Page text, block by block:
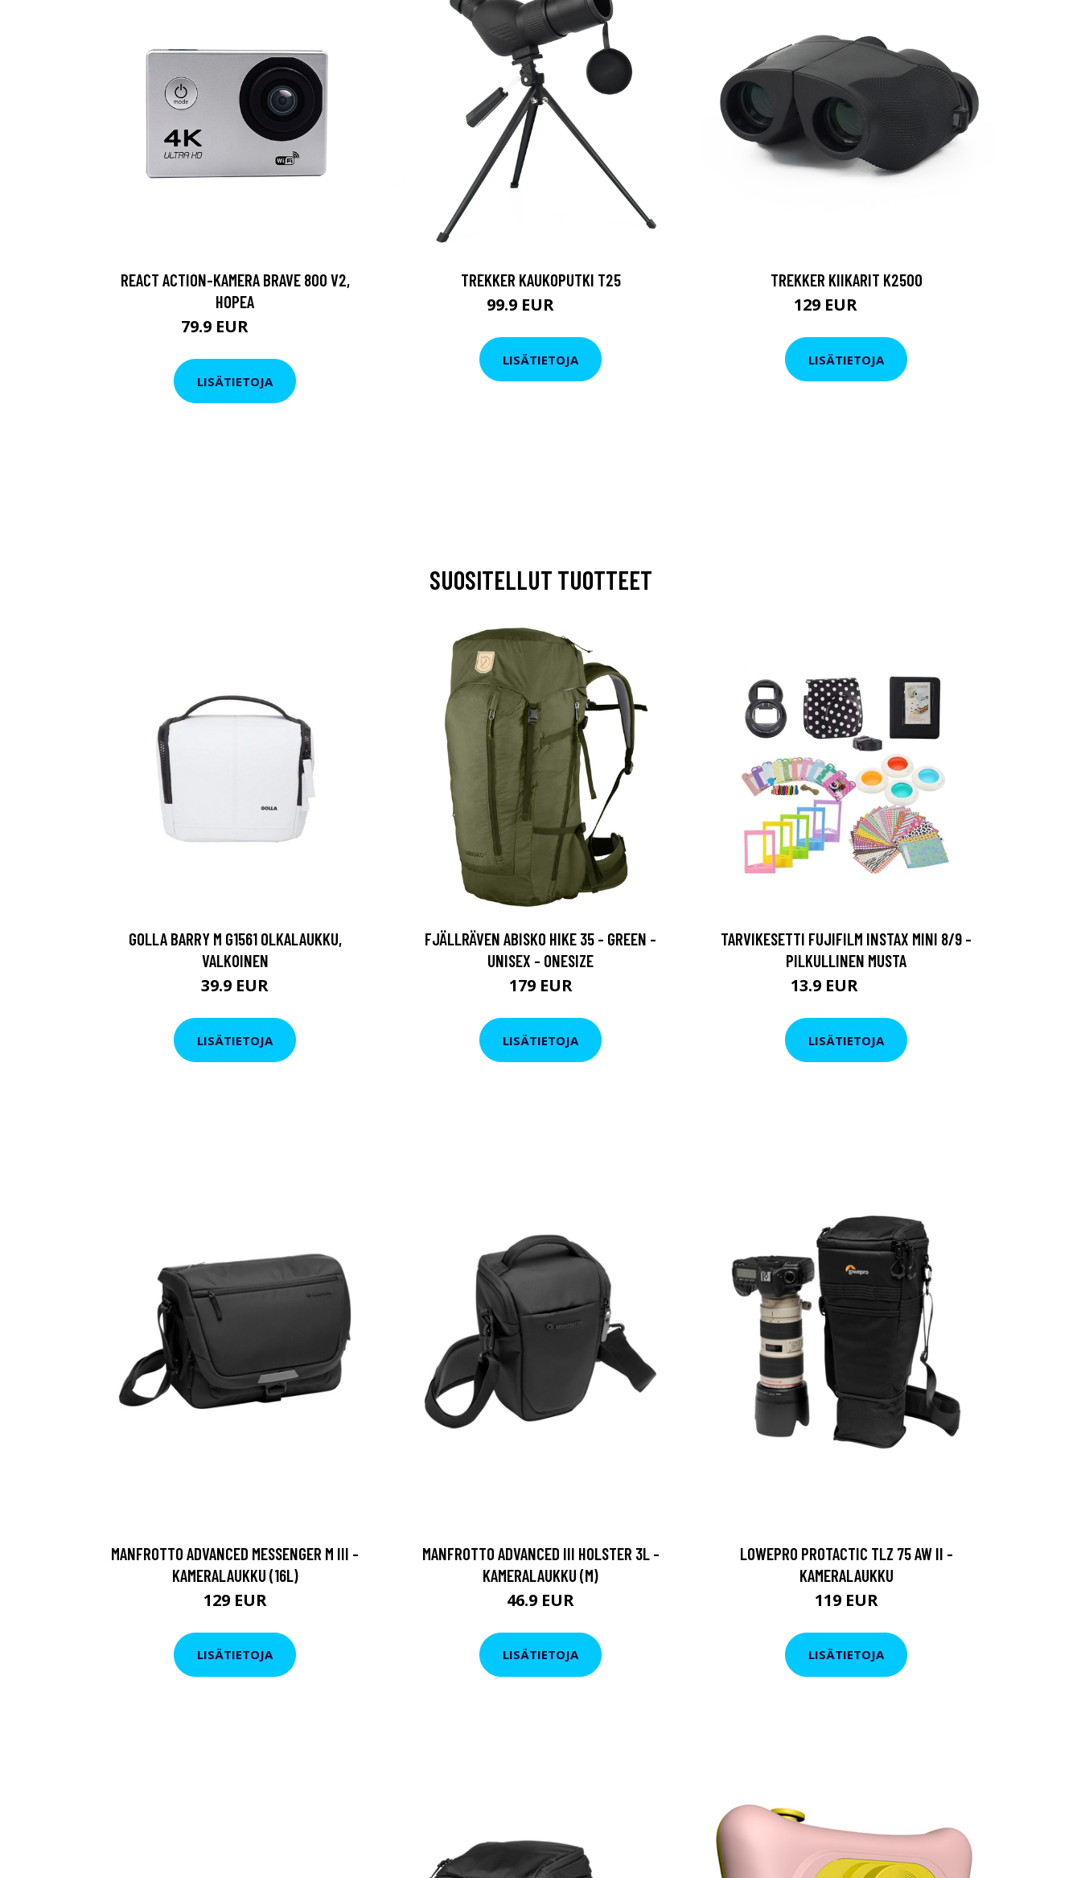
REACT ACTION-KAMERA BRAVE 800 V2,
HOPEA
79.9 EUR
LISÄTIETOJA
TREKKER KAUKOPUTKI T25
99.9 EUR
LISÄTIETOJA
TREKKER KIIKARIT K2500
129 EUR
LISÄTIETOJA
SUOSITELLUT TUOTTEET
GOLLA BARRY M G1561 OLKALAUKKU,
VALKOINEN
39.9 EUR
LISÄTIETOJA
FJÄLLRÄVEN ABISKO HIKE 35 - GREEN -
UNISEX - ONESIZE
179 EUR
LISÄTIETOJA
TARVIKESETTI FUJIFILM INSTAX MINI 8/9 -
PILKULLINEN MUSTA
13.9 EUR
LISÄTIETOJA
MANFROTTO ADVANCED MESSENGER M III -
KAMERALAUKKU (16L)
129 EUR
LISÄTIETOJA
MANFROTTO ADVANCED III HOLSTER 3L -
KAMERALAUKKU (M)
46.9 EUR
LISÄTIETOJA
LOWEPRO PROTACTIC TLZ 75 AW II -
KAMERALAUKKU
119 EUR
LISÄTIETOJA